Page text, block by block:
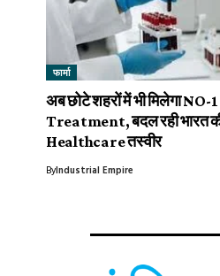
फार्मा
अब छोटे शहरों में भी मिलेगा
Treatment, बदल रही भारत
Healthcare तस्वीर
ByIndustrial Empire